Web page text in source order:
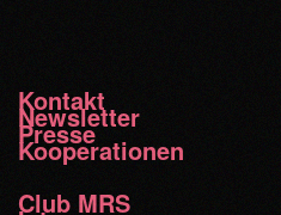
Kontakt
Newsletter
Presse
Kooperationen
Club MRS